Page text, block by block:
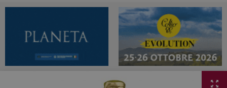
WINENEWS TV